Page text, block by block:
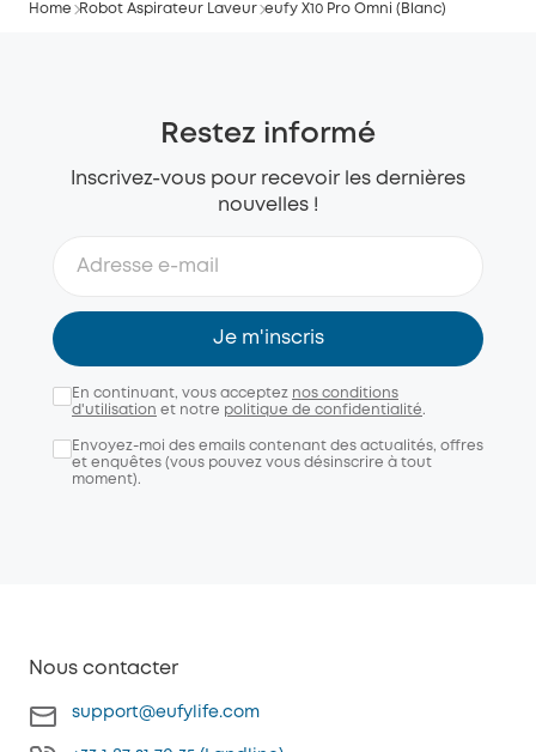
Home Robot Aspirateur Laveur eufy X10 Pro Omni (Blanc)
Restez informé
Inscrivez-vous pour recevoir les dernières
nouvelles !
Je m'inscris
En continuant, vous acceptez nos conditions
d'utilisation et notre politique de confidentialité.
Envoyez-moi des emails contenant des actualités, offres
et enquêtes (vous pouvez vous désinscrire à tout
moment).
Nous contacter
support@eufylife.com